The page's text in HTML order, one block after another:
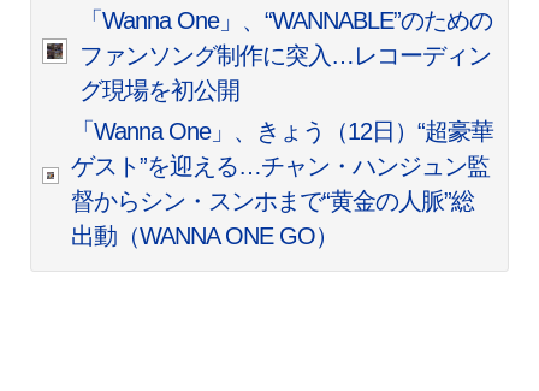
「Wanna One」、“WANNABLE”のための
ファンソング制作に突入…レコーディン
グ現場を初公開
「Wanna One」、きょう（12日）“超豪華
ゲスト”を迎える…チャン・ハンジュン監
督からシン・スンホまで“黄金の人脈”総
出動（WANNA ONE GO）